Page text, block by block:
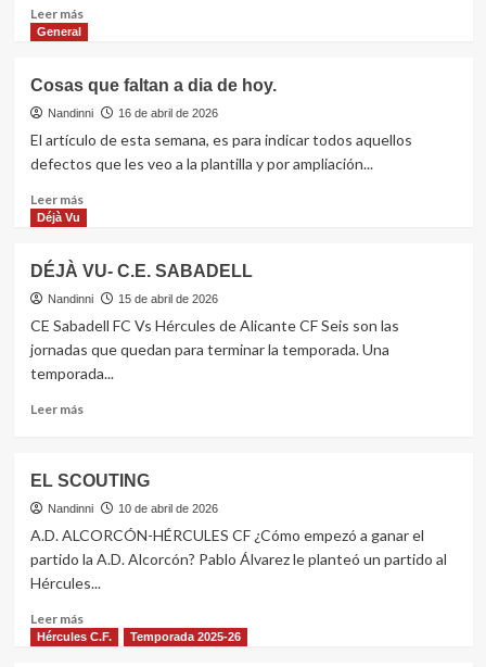
CF
prueba
y
se
adueñó
la
Leer másLeer
Jornada
33
General
Cosas que faltan a dia de hoy.
Nandinni 16 de abril de 2026
El artículo de esta semana, es para indicar todos aquellos
defectos que les veo a la plantilla y por ampliación...
Leer másLeer
que
faltan
a
de
hoy.
Déjà Vu
DÉJÀ VU- C.E. SABADELL
Nandinni 15 de abril de 2026
CE Sabadell FC Vs Hércules de Alicante CF Seis son las
jornadas que quedan para terminar la temporada. Una
temporada...
Leer másLeer
VU-
C.E.
SABADELL
EL SCOUTING
Nandinni 10 de abril de 2026
A.D. ALCORCÓN-HÉRCULES CF ¿Cómo empezó a ganar el
partido la A.D. Alcorcón? Pablo Álvarez le planteó un partido al
Hércules...
Leer másLeer
más
Hércules C.F. Temporada 2025-26